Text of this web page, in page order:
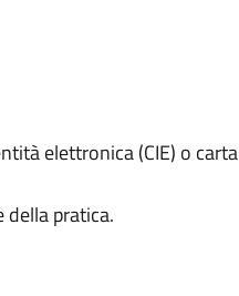
elettronica (CIE) o carta
pratica.